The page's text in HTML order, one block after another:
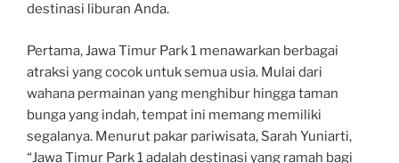
destinasi liburan Anda.
Pertama, Jawa Timur Park 1 menawarkan berbagai
atraksi yang cocok untuk semua usia. Mulai dari
wahana permainan yang menghibur hingga taman
bunga yang indah, tempat ini memang memiliki
segalanya. Menurut pakar pariwisata, Sarah Yuniarti,
“Jawa Timur Park 1 adalah destinasi yang ramah bagi